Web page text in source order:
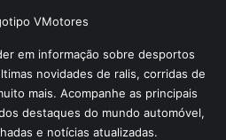
em informação sobre desportos
novidades de ralis, corridas de
mais. Acompanhe as principais
destaques do mundo automóvel,
e notícias atualizadas.